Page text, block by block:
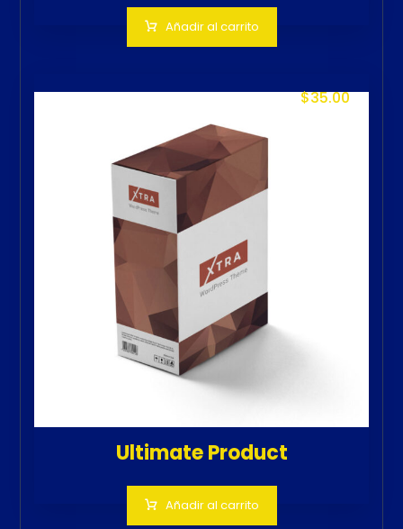
Añadir al carrito
Ultimate Product
$35.00
Añadir al carrito